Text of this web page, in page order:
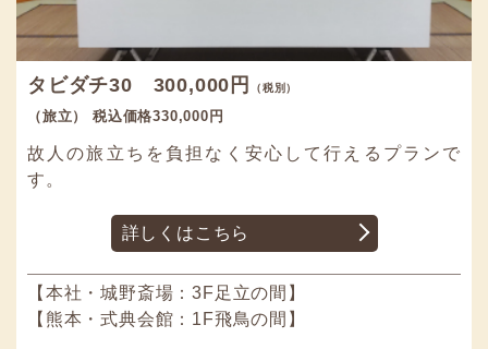
タビダチ30 300,000円 （税別）
（旅立） 税込価格330,000円
故人の旅立ちを負担なく安心して行えるプランで
す。
詳しくはこちら
【本社・城野斎場：3F足立の間】
【熊本・式典会館：1F飛鳥の間】